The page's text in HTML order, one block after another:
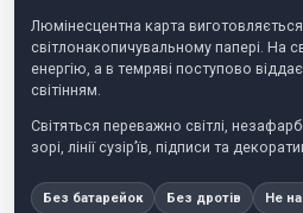
Люмінесцентна карта
світлонакопичувальному папері. На
енергію, а в темряві поступово
світінням.
Світяться переважно світлі,
зорі, лінії сузір’їв, підписи та
Без батарейок Без дротів Не